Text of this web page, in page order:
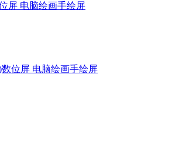
屏 电脑绘画手绘屏
数位屏 电脑绘画手绘屏